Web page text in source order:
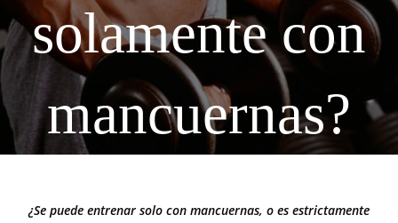
solamente con
mancuernas?
¿Se puede entrenar solo con mancuernas, o es estrictamente